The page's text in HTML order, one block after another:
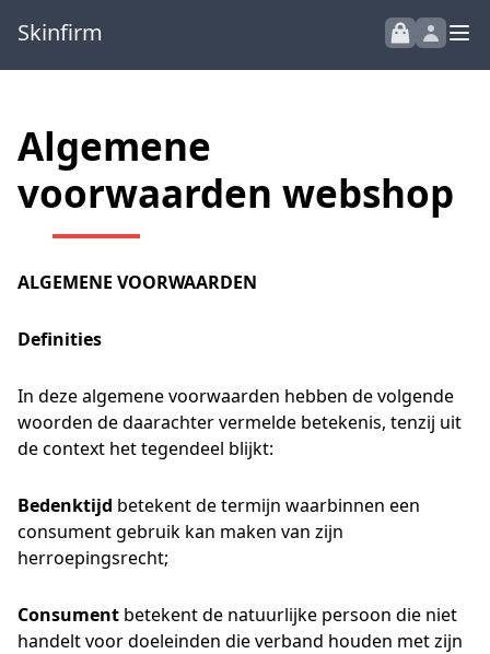
Skinfirm
Algemene
voorwaarden webshop
ALGEMENE VOORWAARDEN
Definities
In deze algemene voorwaarden hebben de volgende
woorden de daarachter vermelde betekenis, tenzij uit
de context het tegendeel blijkt:
Bedenktijd betekent de termijn waarbinnen een
consument gebruik kan maken van zijn
herroepingsrecht;
Consument betekent de natuurlijke persoon die niet
handelt voor doeleinden die verband houden met zijn